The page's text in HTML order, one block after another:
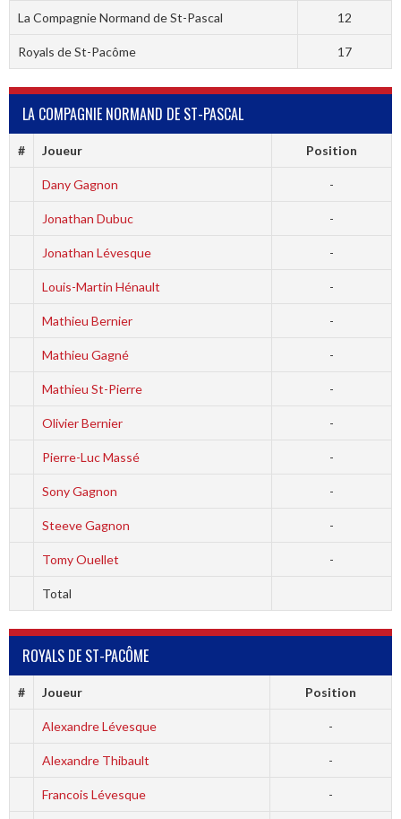
La Compagnie Normand de St-Pascal 12
Royals de St-Pacôme 17
LA COMPAGNIE NORMAND DE ST-PASCAL
# Joueur Position
Dany Gagnon -
Jonathan Dubuc -
Jonathan Lévesque -
Louis-Martin Hénault -
Mathieu Bernier -
Mathieu Gagné -
Mathieu St-Pierre -
Olivier Bernier -
Pierre-Luc Massé -
Sony Gagnon -
Steeve Gagnon -
Tomy Ouellet -
Total
ROYALS DE ST-PACÔME
# Joueur Position
Alexandre Lévesque -
Alexandre Thibault -
Francois Lévesque -